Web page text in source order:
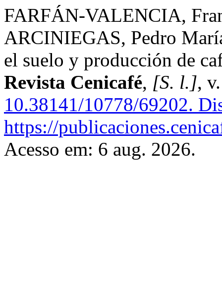
FARFÁN-VALENCIA,
ARCINIEGAS, Pedro
el suelo y producción de
Revista Cenicafé, [S. l.],
10.38141/10778/69202.
https://
Acesso em: 6 aug. 2026.